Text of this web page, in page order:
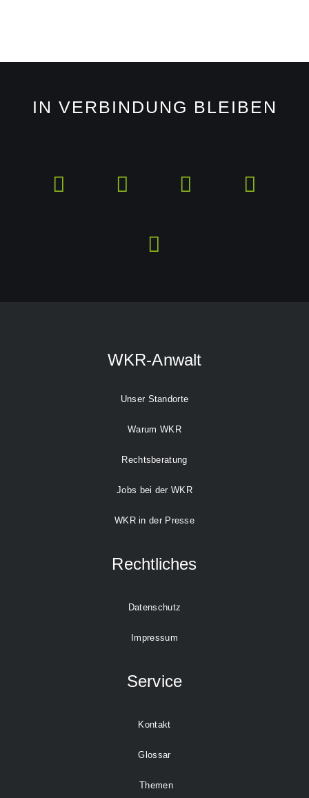
IN VERBINDUNG BLEIBEN
WKR-Anwalt
Unser Standorte
Warum WKR
Rechtsberatung
Jobs bei der WKR
WKR in der Presse
Rechtliches
Datenschutz
Impressum
Service
Kontakt
Glossar
Themen